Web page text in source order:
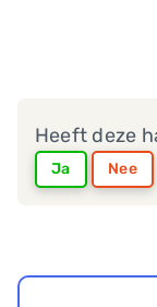
Heeft deze
Ja Nee